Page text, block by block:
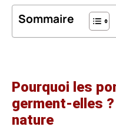
Sommaire
Pourquoi les
germent-elles
nature